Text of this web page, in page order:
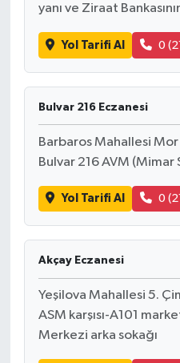
yanı ve Ziraat
Yol Tarifi Al 0
Bulvar 216 Eczanesi
Barbaros Mahallesi
Bulvar 216 AVM (Mimar
Yol Tarifi Al 0
Akçay Eczanesi
Yeşilova Mahallesi 5.
ASM karşısı-A101
Merkezi arka sokağı